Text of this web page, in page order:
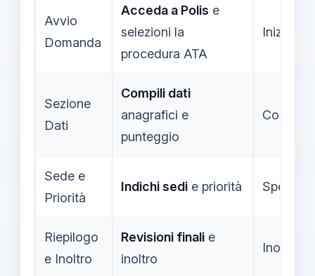
Avvio
Domanda
Acceda a Polis e
selezioni la
procedura ATA
Iniziata
Sezione
Dati
Compili dati
anagrafici e
punteggio
Sede e
Priorità
Indichi sedi e priorità
Riepilogo
e Inoltro
Revisioni finali e
inoltro
Inoltrata